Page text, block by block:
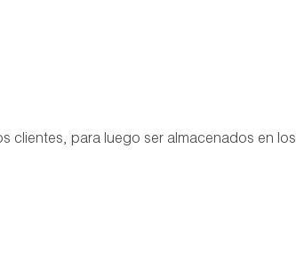
clientes, para luego ser almacenados en los